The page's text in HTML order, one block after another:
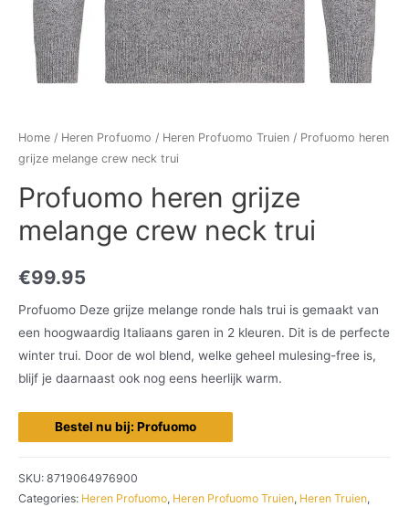
Home / Heren Profuomo / Heren Profuomo Truien / Profuomo heren
grijze melange crew neck trui
Profuomo heren grijze
melange crew neck trui
€99.95
Profuomo Deze grijze melange ronde hals trui is gemaakt van
een hoogwaardig Italiaans garen in 2 kleuren. Dit is de perfecte
winter trui. Door de wol blend, welke geheel mulesing-free is,
blijf je daarnaast ook nog eens heerlijk warm.
Bestel nu bij: Profuomo
SKU: 8719064976900
Categories: Heren Profuomo, Heren Profuomo Truien, Heren Truien,